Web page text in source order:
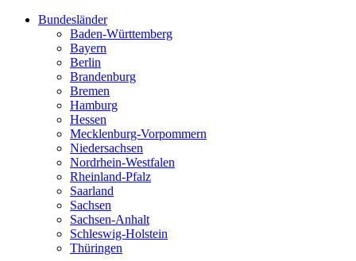
Bundesländer
Baden-Württemberg
Bayern
Berlin
Brandenburg
Bremen
Hamburg
Hessen
Mecklenburg-Vorpommern
Niedersachsen
Nordrhein-Westfalen
Rheinland-Pfalz
Saarland
Sachsen
Sachsen-Anhalt
Schleswig-Holstein
Thüringen